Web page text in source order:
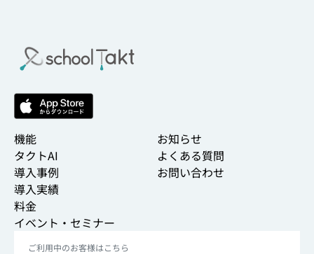
機能
タクトAI
導入事例
導入実績
料金
イベント・セミナー
お知らせ
よくある質問
お問い合わせ
ご利用中のお客様はこちら